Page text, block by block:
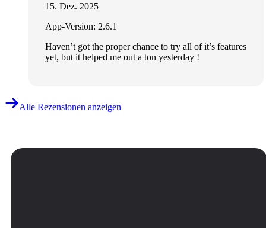
15. Dez. 2025
App-Version: 2.6.1
Haven’t got the proper chance to try all of it’s features
yet, but it helped me out a ton yesterday !
Alle Rezensionen anzeigen